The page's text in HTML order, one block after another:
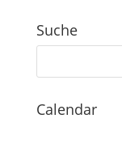
Suche
Calendar